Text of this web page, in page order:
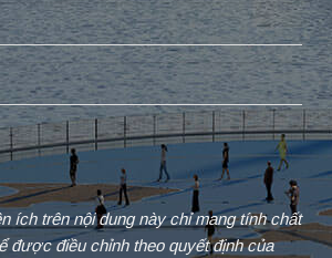
ích trên nội dung này chỉ mang tính chất
được điều chỉnh theo quyết định của